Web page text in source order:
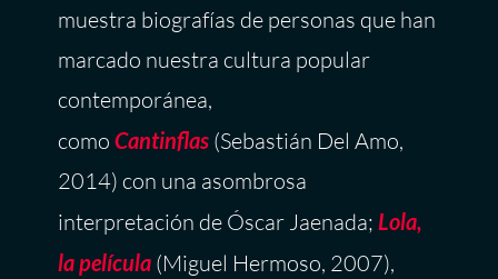
muestra biografías de personas que han
marcado nuestra cultura popular
contemporánea,
comoCantinflas (Sebastián Del Amo,
2014) con una asombrosa
interpretación de Óscar Jaenada;Lola,
la película (Miguel Hermoso, 2007),